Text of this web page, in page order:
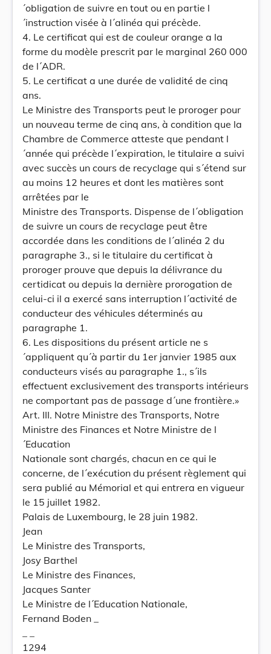
´obligation de suivre en tout ou en partie l
´instruction visée à l´alinéa qui précède.
4. Le certificat qui est de couleur orange a la
forme du modèle prescrit par le marginal 260 000
de l´ADR.
5. Le certificat a une durée de validité de cinq
ans.
Le Ministre des Transports peut le proroger pour
un nouveau terme de cinq ans, à condition que la
Chambre de Commerce atteste que pendant l
´année qui précède l´expiration, le titulaire a suivi
avec succès un cours de recyclage qui s´étend sur
au moins 12 heures et dont les matières sont
arrêtées par le
Ministre des Transports. Dispense de l´obligation
de suivre un cours de recyclage peut être
accordée dans les conditions de l´alinéa 2 du
paragraphe 3., si le titulaire du certificat à
proroger prouve que depuis la délivrance du
certidicat ou depuis la dernière prorogation de
celui-ci il a exercé sans interruption l´activité de
conducteur des véhicules déterminés au
paragraphe 1.
6. Les dispositions du présent article ne s
´appliquent qu´à partir du 1er janvier 1985 aux
conducteurs visés au paragraphe 1., s´ils
effectuent exclusivement des transports intérieurs
ne comportant pas de passage d´une frontière.»
Art. III. Notre Ministre des Transports, Notre
Ministre des Finances et Notre Ministre de l
´Education
Nationale sont chargés, chacun en ce qui le
concerne, de l´exécution du présent règlement qui
sera publié au Mémorial et qui entrera en vigueur
le 15 juillet 1982.
Palais de Luxembourg, le 28 juin 1982.
Jean
Le Ministre des Transports,
Josy Barthel
Le Ministre des Finances,
Jacques Santer
Le Ministre de l´Education Nationale,
Fernand Boden _
1294